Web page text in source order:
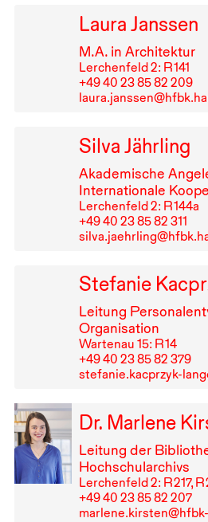
Laura Janssen
M.A. in Architektur
Lerchenfeld 2: R⁠ ⁠141
+49⁠ ⁠40⁠ ⁠23⁠ ⁠85⁠ ⁠82⁠ ⁠209
Silva Jährling
Akademische
Internationale
Lerchenfeld 2: R⁠ ⁠144a
+49⁠ ⁠40⁠ ⁠23⁠ ⁠85⁠ ⁠82⁠ ⁠311
Stefanie
Leitung
Organisation
Wartenau 15: R⁠ ⁠14
+49⁠ ⁠40⁠ ⁠23⁠ ⁠85⁠ ⁠82⁠ ⁠379
stefanie.kacprzyk-
Dr. Marlene
Leitung der
Hochschularchivs
Lerchenfeld 2: R⁠ ⁠217, R⁠
+49⁠ ⁠40⁠ ⁠23⁠ ⁠85⁠ ⁠82⁠ ⁠207